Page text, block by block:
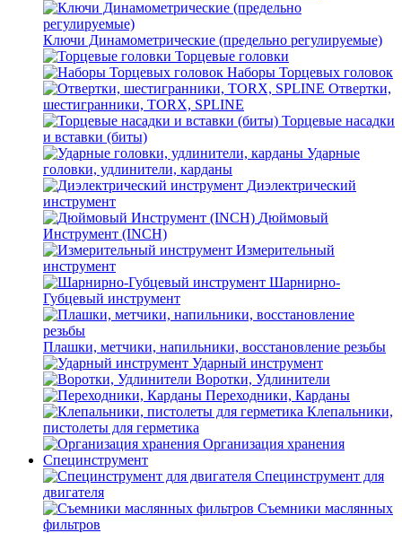
Ключи Динамометрические (предельно регулируемые)
Торцевые головки
Наборы Торцевых головок
Отвертки,
шестигранники, TORX, SPLINE
Торцевые насадки
и вставки (биты)
Ударные
головки, удлинители, карданы
Диэлектрический
инструмент
Дюймовый
Инструмент (INCH)
Измерительный
инструмент
Шарнирно-
Губцевый инструмент
Плашки, метчики, напильники, восстановление резьбы
Ударный инструмент
Воротки, Удлинители
Переходники, Карданы
Клепальники,
пистолеты для герметика
Организация хранения
Специнструмент
Специнструмент для
двигателя
Съемники маслянных
фильтров